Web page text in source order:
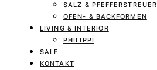
SALZ & PFEFFERSTREUER
OFEN- & BACKFORMEN
LIVING & INTERIOR
PHILIPPI
SALE
KONTAKT